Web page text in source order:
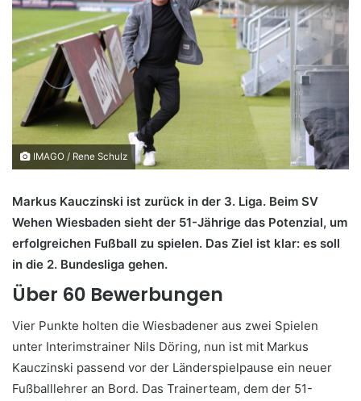
IMAGO / Rene Schulz
Markus Kauczinski ist zurück in der 3. Liga. Beim SV
Wehen Wiesbaden sieht der 51-Jährige das Potenzial, um
erfolgreichen Fußball zu spielen. Das Ziel ist klar: es soll
in die 2. Bundesliga gehen.
Über 60 Bewerbungen
Vier Punkte holten die Wiesbadener aus zwei Spielen
unter Interimstrainer Nils Döring, nun ist mit Markus
Kauczinski passend vor der Länderspielpause ein neuer
Fußballlehrer an Bord. Das Trainerteam, dem der 51-